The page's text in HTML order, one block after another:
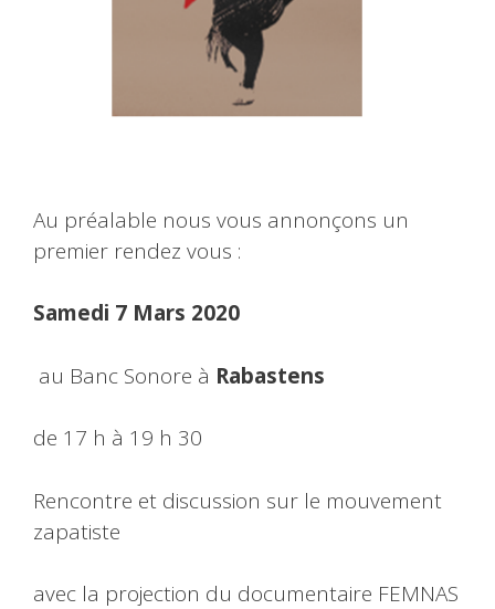
Au préalable nous vous annonçons un
premier rendez vous :
Samedi 7 Mars 2020
au Banc Sonore à Rabastens
de 17 h à 19 h 30
Rencontre et discussion sur le mouvement
zapatiste
avec la projection du documentaire FEMNAS